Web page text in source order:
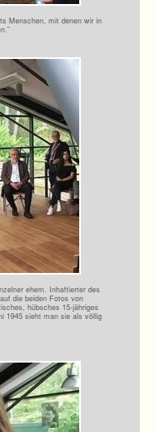
Men­schen, mit denen wir in
ehem. Inhaf­tier­ter des
die bei­den Fotos von
hüb­sches 15-jähriges
1945 sieht man sie als völ­lig